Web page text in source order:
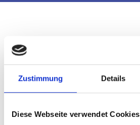
Zustimmung Details
Diese Webseite verwendet Cookies
Portfolio